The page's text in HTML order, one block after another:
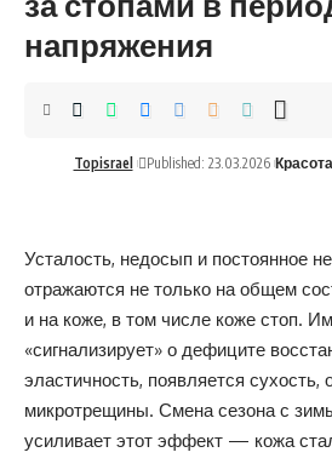
напряжения
Topisrael Published: 23.03.2026 Красота
Усталость, недосып и постоянное
отражаются не только на общем
и на коже, в том числе коже стоп.
«сигнализирует» о дефиците
эластичность, появляется сухость,
микротрещины. Смена сезона с
усиливает этот эффект — кожа